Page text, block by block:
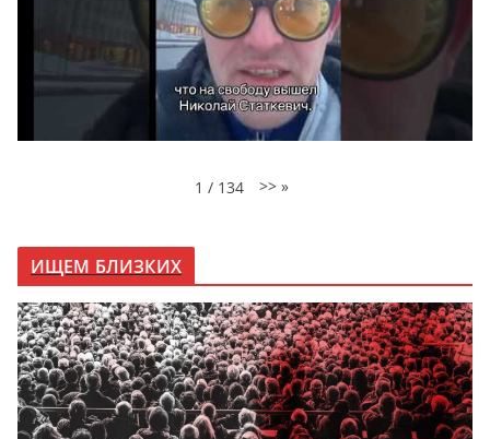
1 / 134 >> »
ИЩЕМ БЛИЗКИХ